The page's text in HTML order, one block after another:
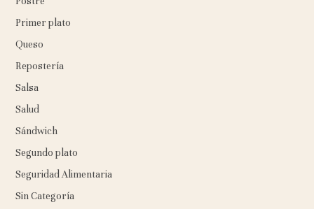
Primer plato
Queso
Repostería
Salsa
Salud
Sándwich
Segundo plato
Seguridad Alimentaria
Sin Categoría